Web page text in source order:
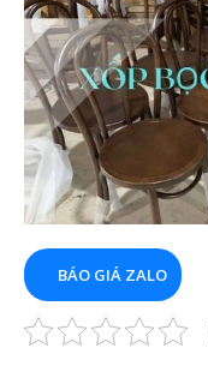
BÁO GIÁ ZALO